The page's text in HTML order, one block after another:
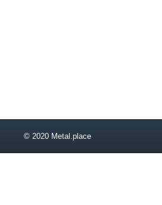
© 2020 Metal.place